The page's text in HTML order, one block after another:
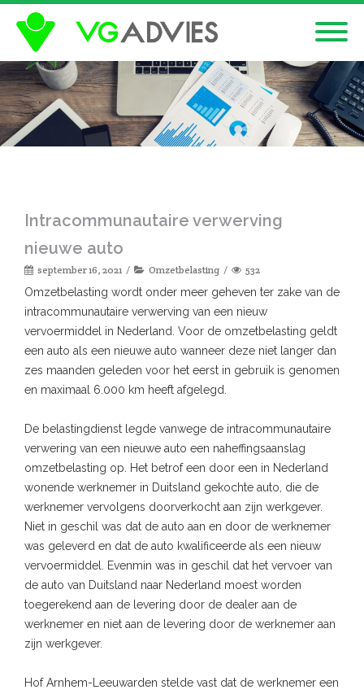
Intracommunautaire verwerving
nieuwe auto
september 16, 2021 Omzetbelasting 532
Omzetbelasting wordt onder meer geheven ter zake van de
intracommunautaire verwerving van een nieuw
vervoermiddel in Nederland. Voor de omzetbelasting geldt
een auto als een nieuwe auto wanneer deze niet langer dan
zes maanden geleden voor het eerst in gebruik is genomen
en maximaal 6.000 km heeft afgelegd.
De belastingdienst legde vanwege de intracommunautaire
verwering van een nieuwe auto een naheffingsaanslag
omzetbelasting op. Het betrof een door een in Nederland
wonende werknemer in Duitsland gekochte auto, die de
werknemer vervolgens doorverkocht aan zijn werkgever.
Niet in geschil was dat de auto aan en door de werknemer
was geleverd en dat de auto kwalificeerde als een nieuw
vervoermiddel. Evenmin was in geschil dat het vervoer van
de auto van Duitsland naar Nederland moest worden
toegerekend aan de levering door de dealer aan de
werknemer en niet aan de levering door de werknemer aan
zijn werkgever.
Hof Arnhem-Leeuwarden stelde vast dat de werknemer een